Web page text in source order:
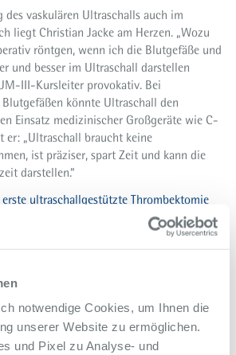
notwendige Cookies, um Ihnen die
unserer Website zu ermöglichen.
und Pixel zu Analyse- und
vaskulären Ultraschalls auch im
liegt Christian Jacke am Herzen. „Wozu
röntgen, wenn ich die Blutgefäße und
und besser im Ultraschall darstellen
III-Kursleiter provokativ. Bei
könnte Ultraschall den
Einsatz medizinischer Großgeräte wie C-
er: „Ultraschall braucht keine
ist präziser, spart Zeit und kann die
darstellen.“
ultraschallgestützte Thrombektomie
Krupp Krankenhaus
Fort- und Weiterbildung im
Ärztinnen und Ärzte in Weiterbildung von
DEGUM-III-Kursleiter profitieren lassen.
Geräteschulungen mit vielen Tipps und